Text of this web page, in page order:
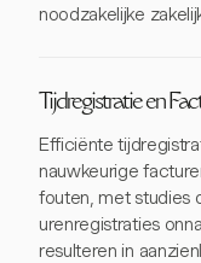
noodzakelijke
Tijdregistratie en
Efficiënte
nauwkeurige
fouten, met studies
urenregistraties
resulteren in